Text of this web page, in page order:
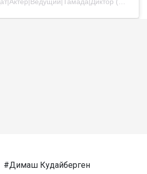
#Димаш Кудайберген